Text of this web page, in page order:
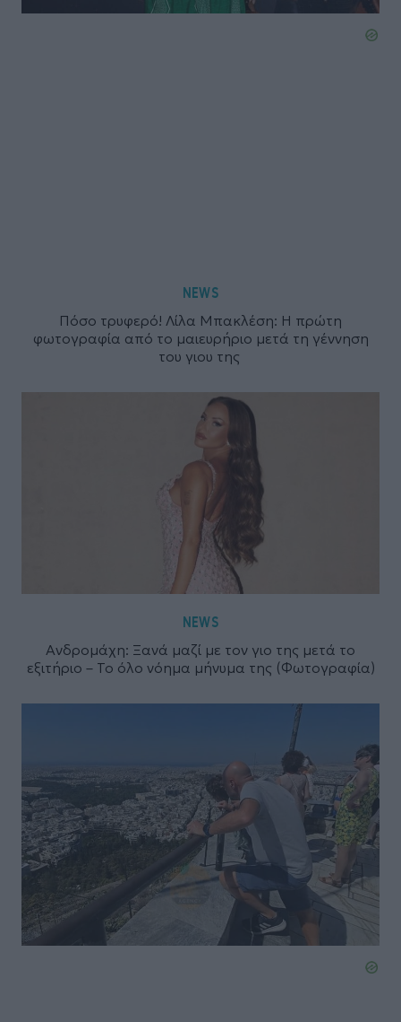
NEWS
Πόσο τρυφερό! Λίλα Μπακλέση: Η πρώτη
φωτογραφία από το μαιευρήριο μετά τη γέννηση
του γιου της
NEWS
Ανδρομάχη: Ξανά μαζί με τον γιο της μετά το
εξιτήριο – Το όλο νόημα μήνυμα της (Φωτογραφία)